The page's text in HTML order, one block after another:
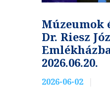
Múzeumok
Dr. Riesz
2026.06.20.
2026-06-02